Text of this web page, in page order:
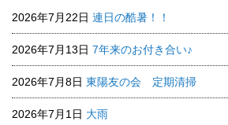
2026年7月22日 連日の酷暑！！
2026年7月13日 7年来のお付き合い♪
2026年7月8日 東陽友の会 定期清掃
2026年7月1日 大雨